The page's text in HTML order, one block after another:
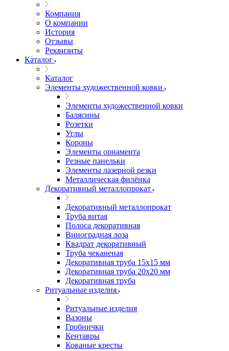
Компания
О компании
История
Отзывы
Реквизиты
Каталог
Каталог
Элементы художественной ковки
Элементы художественной ковки
Балясины
Розетки
Углы
Короны
Элементы орнамента
Резные панельки
Элементы лазерной резки
Металлическая филёнка
Декоративный металлопрокат
Декоративный металлопрокат
Труба витая
Полоса декоративная
Виноградная лоза
Квадрат декоративный
Труба чеканеная
Декоративная труба 15х15 мм
Декоративная труба 20х20 мм
Декоративная труба
Ритуальные изделия
Ритуальные изделия
Вазоны
Гробнички
Кентавры
Кованые кресты